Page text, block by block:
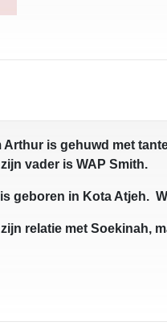
is gehuwd met
vader is WAP Smith.
geboren in Kota Atjeh.
relatie met